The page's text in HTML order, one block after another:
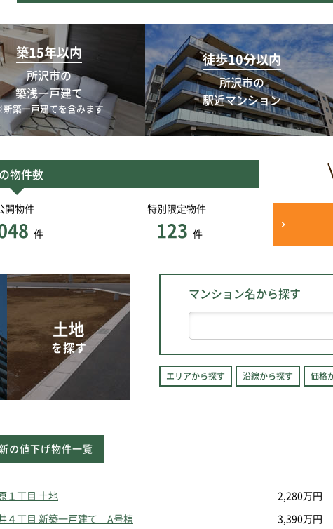
築15年以内
所沢市の
築浅一戸建て
築一戸建てを含みます
徒歩10分以内
所沢市の
駅近マンション
物件数
開物件
件
特別限定物件
123 件
土地
を探す
マンション名から探す
エリアから探す 沿線から探す 価格
の値下げ物件一覧
１丁目 土地 2,280万円
４丁目 新築一戸建て A号棟 3,390万円